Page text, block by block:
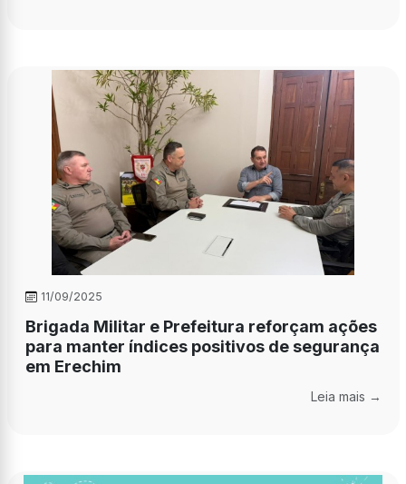
11/09/2025
Brigada Militar e Prefeitura reforçam ações
para manter índices positivos de segurança
em Erechim
Leia mais →